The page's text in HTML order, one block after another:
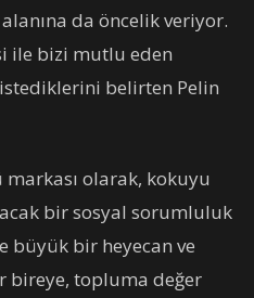
da öncelik veriyor.
ile bizi mutlu eden
istediklerini belirten Pelin
olarak, kokuyu
bir sosyal sorumluluk
büyük bir heyecan ve
bireye, topluma değer